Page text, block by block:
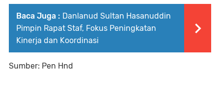
Baca Juga : Danlanud Sultan Hasanuddin
Pimpin Rapat Staf, Fokus Peningkatan
Kinerja dan Koordinasi
Sumber: Pen Hnd